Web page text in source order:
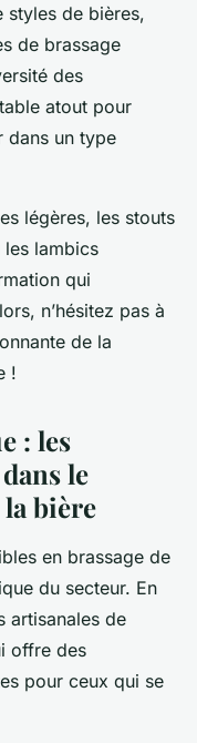
styles de bières,
de brassage
des
atout pour
dans un type
légères, les stouts
les lambics
qui
n’hésitez pas à
de la
!
: les
le
la bière
en brassage de
du secteur. En
artisanales de
offre des
pour ceux qui se